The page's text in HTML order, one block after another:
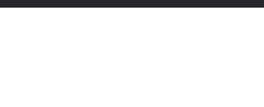
Новини › Релігії › Православ`я